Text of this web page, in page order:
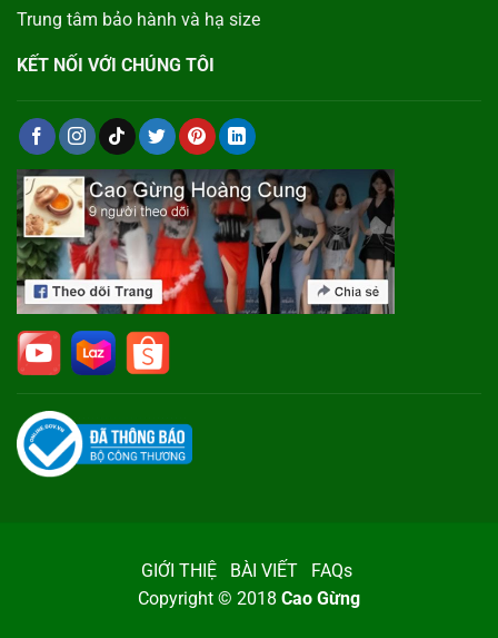
Trung tâm bảo hành và hạ size
KẾT NỐI VỚI CHÚNG TÔI
GIỚI THIỆ BÀI VIẾT
FAQs
Copyright © 2018 Cao Gừng